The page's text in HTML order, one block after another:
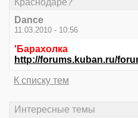
Краснодаре?
Dance
11.03.2010 - 10:56
'Барахолка
http://forums.kuban.ru/
К списку тем
Интересные темы